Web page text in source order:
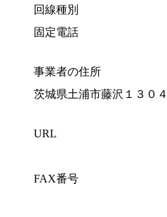
回線種別
固定電話
事業者の住所
茨城県土浦市藤沢１３０４
URL
FAX番号